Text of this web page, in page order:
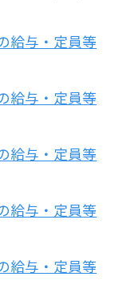
給与・定員等
給与・定員等
給与・定員等
給与・定員等
給与・定員等